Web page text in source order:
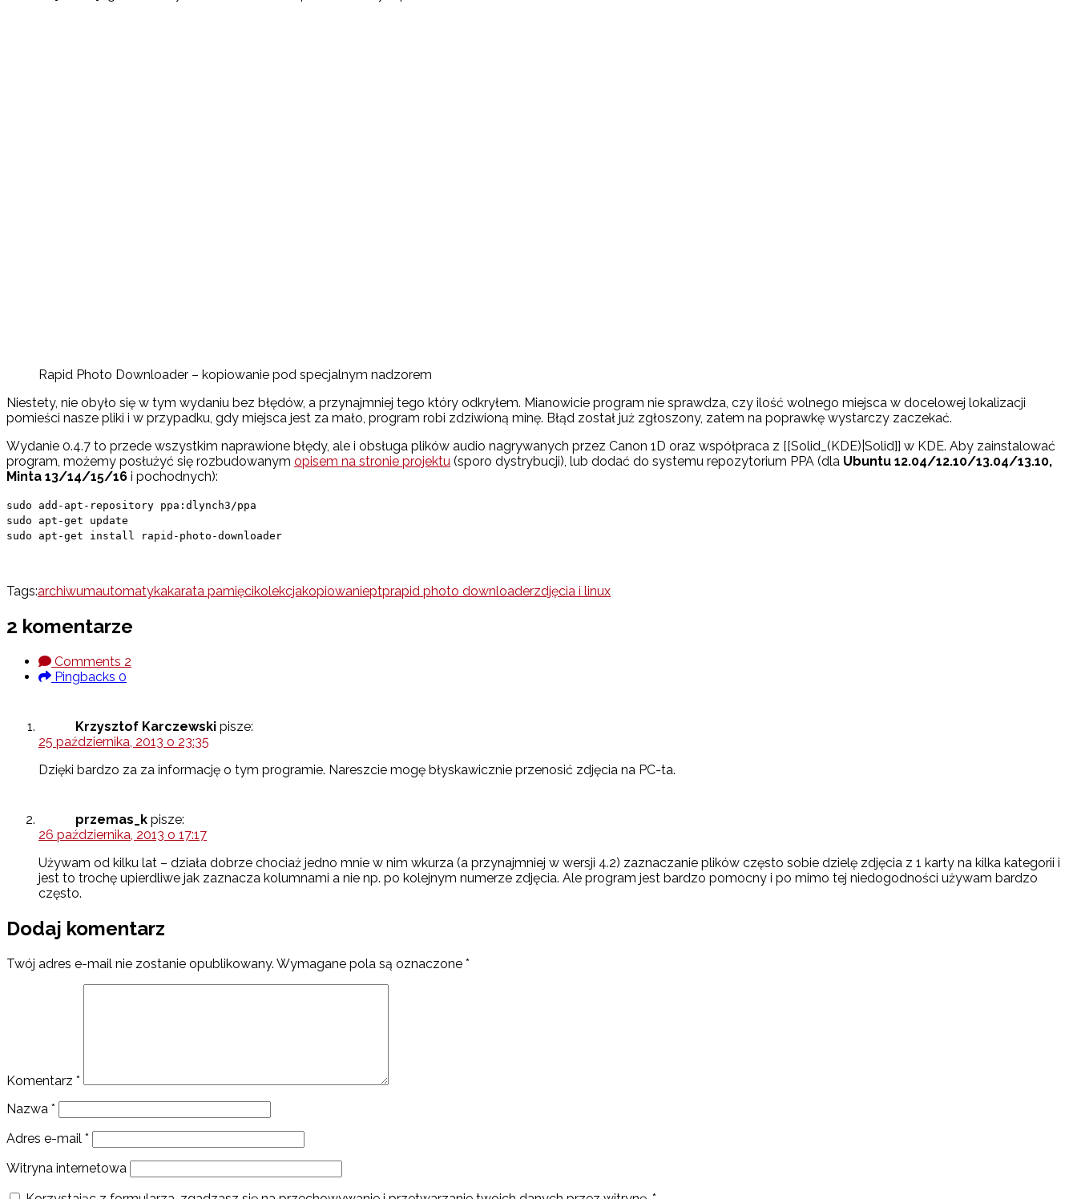
Rapid Photo Downloader – kopiowanie pod specjalnym nadzorem
Niestety, nie obyło się w tym wydaniu bez błędów, a przynajmniej tego który odkryłem. Mianowicie program nie sprawdza, czy ilość wolnego miejsca w docelowej lokalizacji
pomieści nasze pliki i w przypadku, gdy miejsca jest za mało, program robi zdziwioną minę. Błąd został już zgłoszony, zatem na poprawkę wystarczy zaczekać.
Wydanie 0.4.7 to przede wszystkim naprawione błędy, ale i obsługa plików audio nagrywanych przez Canon 1D oraz współpraca z [[Solid_(KDE)|Solid]] w KDE. Aby zainstalować
program, możemy posłużyć się rozbudowanym opisem na stronie projektu (sporo dystrybucji), lub dodać do systemu repozytorium PPA (dla Ubuntu 12.04/12.10/13.04/13.10,
Minta 13/14/15/16 i pochodnych):
sudo add-apt-repository ppa:dlynch3/ppa
sudo apt-get update
sudo apt-get install rapid-photo-downloader
Tags:archiwumautomatykakarata pamięcikolekcjakopiowanieptprapid photo downloaderzdjęcia i linux
2 komentarze
Comments 2
Pingbacks 0
Krzysztof Karczewski pisze:
25 października, 2013 o 23:35
Dzięki bardzo za za informację o tym programie. Nareszcie mogę błyskawicznie przenosić zdjęcia na PC-ta.
przemas_k pisze:
26 października, 2013 o 17:17
Używam od kilku lat – działa dobrze chociaż jedno mnie w nim wkurza (a przynajmniej w wersji 4.2) zaznaczanie plików często sobie dzielę zdjęcia z 1 karty na kilka kategorii i
jest to trochę upierdliwe jak zaznacza kolumnami a nie np. po kolejnym numerze zdjęcia. Ale program jest bardzo pomocny i po mimo tej niedogodności używam bardzo
często.
Dodaj komentarz
Twój adres e-mail nie zostanie opublikowany. Wymagane pola są oznaczone *
Komentarz *
Nazwa *
Adres e-mail *
Witryna internetowa